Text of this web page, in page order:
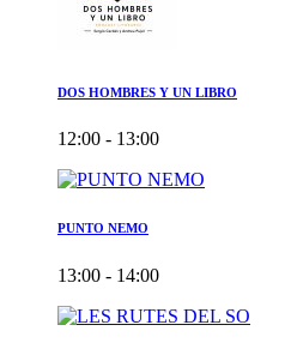
DOS HOMBRES Y UN LIBRO
12:00 - 13:00
PUNTO NEMO
13:00 - 14:00